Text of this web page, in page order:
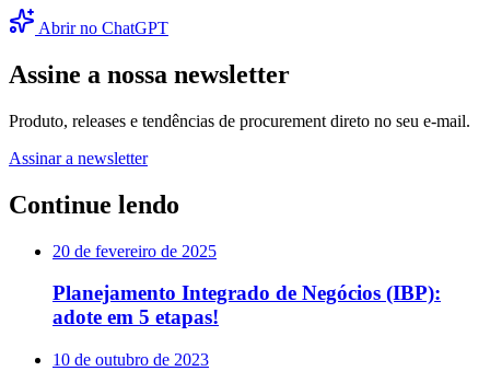
Abrir no ChatGPT
Assine a nossa newsletter
Produto, releases e tendências de procurement direto no seu e-mail.
Assinar a newsletter
Continue lendo
20 de fevereiro de 2025
Planejamento Integrado de Negócios (IBP):
adote em 5 etapas!
10 de outubro de 2023